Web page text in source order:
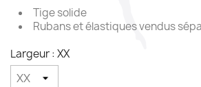
Tige solide
Rubans et élastiques vendus
Largeur : XX